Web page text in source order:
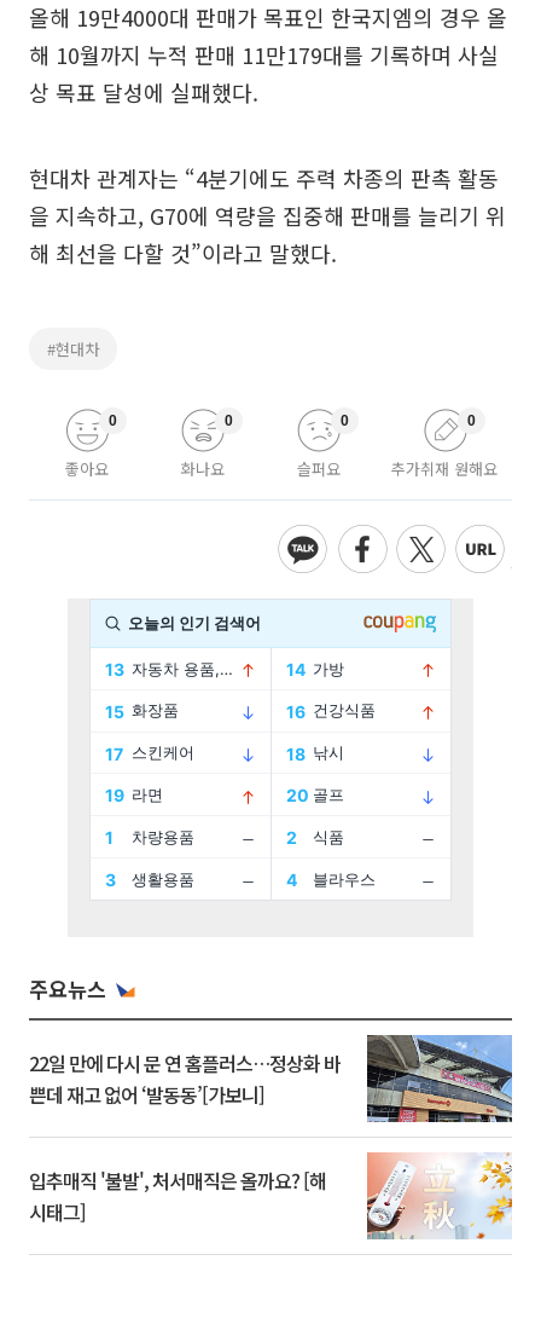
올해 19만4000대 판매가 목표인 한국지엠의 경우 올
해 10월까지 누적 판매 11만179대를 기록하며 사실
상 목표 달성에 실패했다.
현대차 관계자는 “4분기에도 주력 차종의 판촉 활동
을 지속하고, G70에 역량을 집중해 판매를 늘리기 위
해 최선을 다할 것”이라고 말했다.
#현대차
좋아요
0
화나요
0
슬퍼요
0
추가취재 원해요
0
주요뉴스
22일 만에 다시 문 연 홈플러스…정상화 바
쁜데 재고 없어 ‘발동동’[가보니]
입추매직 '불발', 처서매직은 올까요? [해
시태그]